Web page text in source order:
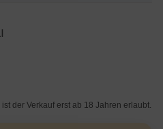
der Verkauf erst ab 18 Jahren erlaubt.